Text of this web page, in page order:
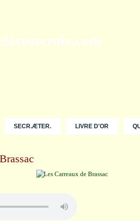
SECR.ÆTER. LIVRE D'OR